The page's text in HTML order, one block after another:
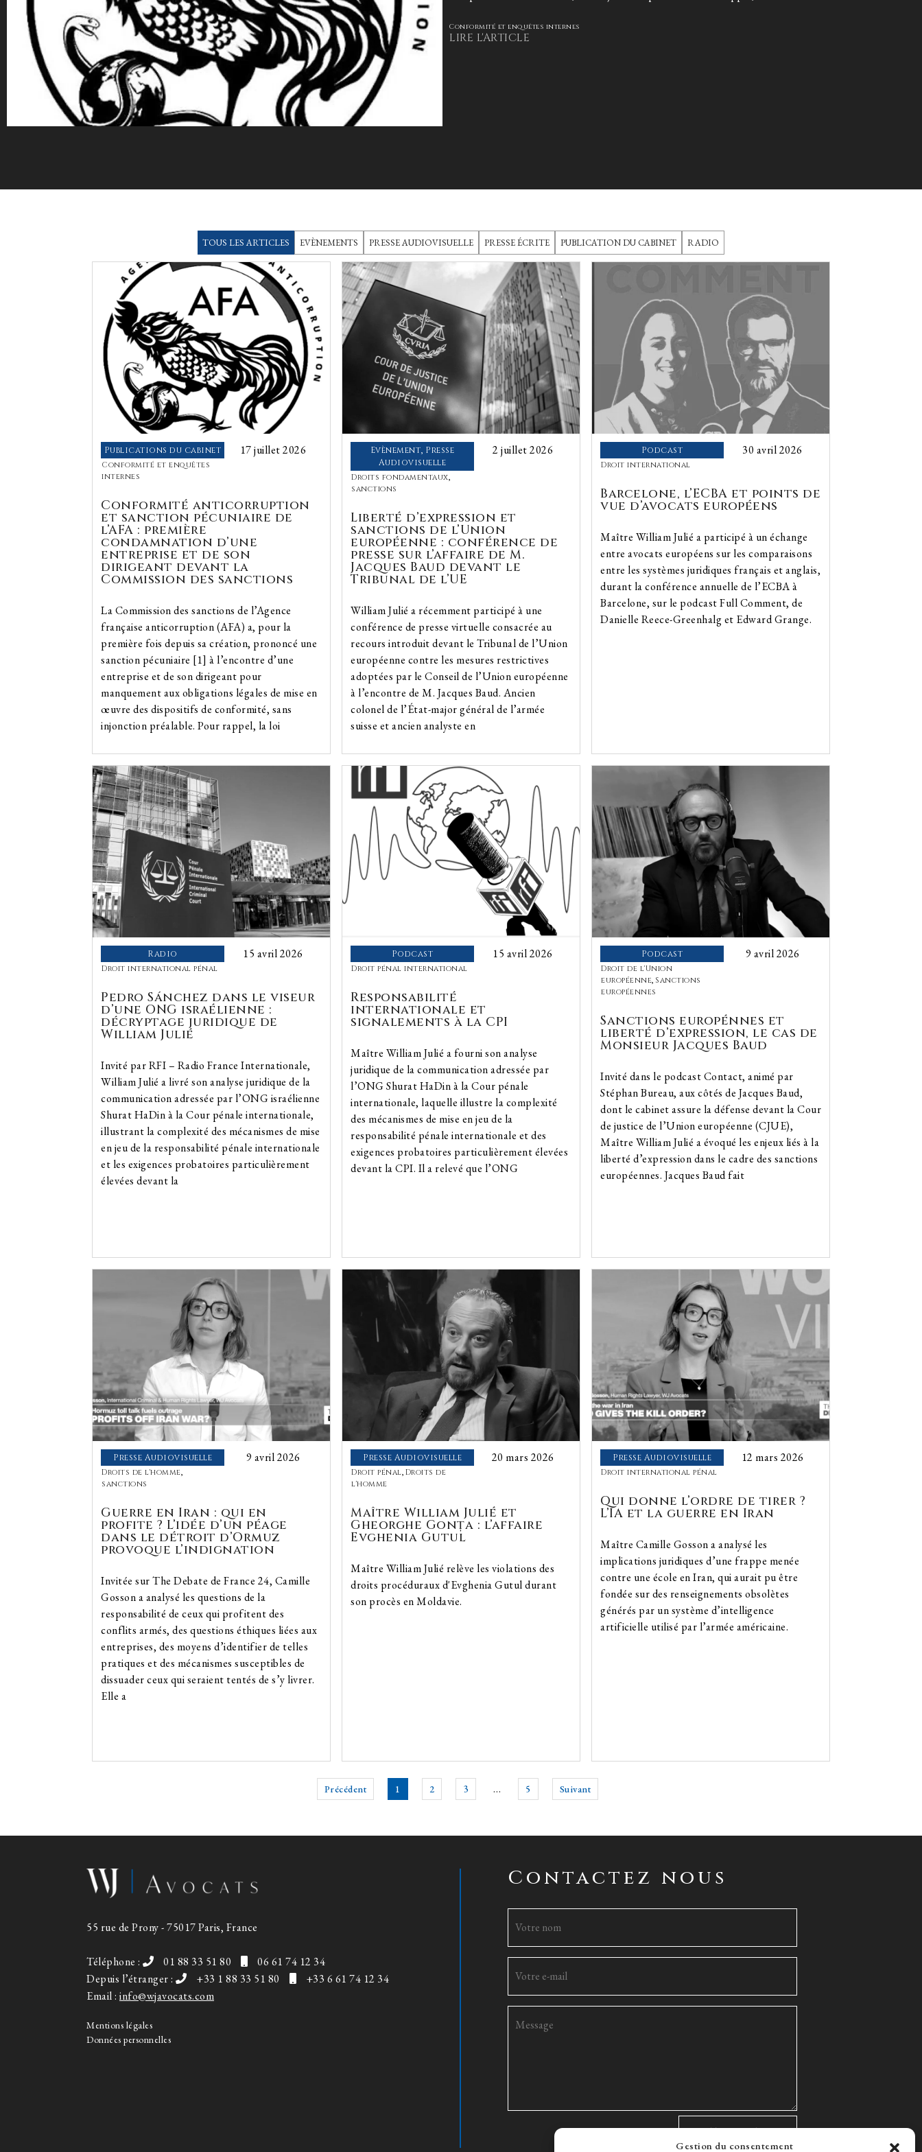
Gestion du consentement
Conformité et enquêtes internes
LIRE L'ARTICLE
TOUS LES ARTICLES EVÈNEMENTS PRESSE AUDIOVISUELLE PRESSE ÉCRITE PUBLICATION DU CABINET RADIO
Publications du cabinet
Conformité et enquêtes
internes
17 juillet 2026
Conformité anticorruption
et sanction pécuniaire de
l’AFA : première
condamnation d’une
entreprise et de son
dirigeant devant la
Commission des sanctions
La Commission des sanctions de l’Agence
française anticorruption (AFA) a, pour la
première fois depuis sa création, prononcé une
sanction pécuniaire [1] à l’encontre d’une
entreprise et de son dirigeant pour
manquement aux obligations légales de mise en
œuvre des dispositifs de conformité, sans
injonction préalable. Pour rappel, la loi
Evènement, Presse
Audiovisuelle
Droits fondamentaux,
sanctions
2 juillet 2026
Liberté d’expression et
sanctions de l’Union
européenne : conférence de
presse sur l’affaire de M.
Jacques Baud devant le
Tribunal de l’UE
William Julié a récemment participé à une
conférence de presse virtuelle consacrée au
recours introduit devant le Tribunal de l’Union
européenne contre les mesures restrictives
adoptées par le Conseil de l’Union européenne
à l’encontre de M. Jacques Baud. Ancien
colonel de l’État-major général de l’armée
suisse et ancien analyste en
Podcast
Droit international
30 avril 2026
Barcelone, l’ECBA et points de
vue d’avocats européens
Maître William Julié a participé à un échange
entre avocats européens sur les comparaisons
entre les systèmes juridiques français et anglais,
durant la conférence annuelle de l’ECBA à
Barcelone, sur le podcast Full Comment, de
Danielle Reece-Greenhalg et Edward Grange.
Radio
Droit international pénal
15 avril 2026
Pedro Sánchez dans le viseur
d’une ONG israélienne :
décryptage juridique de
William Julié
Invité par RFI – Radio France Internationale,
William Julié a livré son analyse juridique de la
communication adressée par l’ONG israélienne
Shurat HaDin à la Cour pénale internationale,
illustrant la complexité des mécanismes de mise
en jeu de la responsabilité pénale internationale
et les exigences probatoires particulièrement
élevées devant la
Podcast
Droit pénal international
15 avril 2026
Responsabilité
internationale et
signalements à la CPI
Maître William Julié a fourni son analyse
juridique de la communication adressée par
l’ONG Shurat HaDin à la Cour pénale
internationale, laquelle illustre la complexité
des mécanismes de mise en jeu de la
responsabilité pénale internationale et des
exigences probatoires particulièrement élevées
devant la CPI. Il a relevé que l’ONG
Podcast
Droit de l'Union
européenne, Sanctions
européennes
9 avril 2026
Sanctions europénnes et
liberté d’expression, le cas de
Monsieur Jacques Baud
Invité dans le podcast Contact, animé par
Stéphan Bureau, aux côtés de Jacques Baud,
dont le cabinet assure la défense devant la Cour
de justice de l’Union européenne (CJUE),
Maître William Julié a évoqué les enjeux liés à la
liberté d’expression dans le cadre des sanctions
européennes. Jacques Baud fait
Presse Audiovisuelle
Droits de l'homme,
sanctions
9 avril 2026
Guerre en Iran : qui en
profite ? L’idée d’un péage
dans le détroit d’Ormuz
provoque l’indignation
Invitée sur The Debate de France 24, Camille
Gosson a analysé les questions de la
responsabilité de ceux qui profitent des
conflits armés, des questions éthiques liées aux
entreprises, des moyens d’identifier de telles
pratiques et des mécanismes susceptibles de
dissuader ceux qui seraient tentés de s’y livrer.
Elle a
Presse Audiovisuelle
Droit pénal, Droits de
l'homme
20 mars 2026
Maître William Julié et
Gheorghe Gonța : l’affaire
Evghenia Gutul
Maître William Julié relève les violations des
droits procéduraux d'Evghenia Gutul durant
son procès en Moldavie.
Presse Audiovisuelle
Droit international pénal
12 mars 2026
Qui donne l’ordre de tirer ?
L’IA et la guerre en Iran
Maître Camille Gosson a analysé les
implications juridiques d’une frappe menée
contre une école en Iran, qui aurait pu être
fondée sur des renseignements obsolètes
générés par un système d’intelligence
artificielle utilisé par l’armée américaine.
Précédent 1 2 3 … 5 Suivant
55 rue de Prony - 75017 Paris, France
Téléphone : 01 88 33 51 80
06 61 74 12 34
Depuis l’étranger :
+33 1 88 33 51 80
+33 6 61 74 12 34
Email : info@wjavocats.com
Mentions légales
Données personnelles
Contactez nous